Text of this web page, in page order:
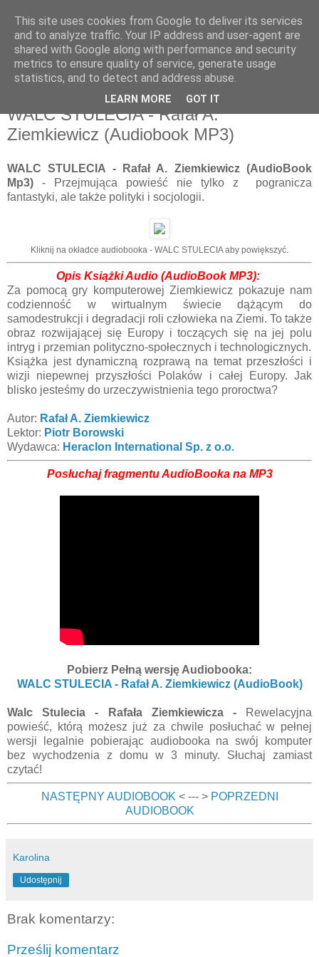
WALC STULECIA - Rafał A.
Ziemkiewicz (Audiobook MP3)
WALC STULECIA - Rafał A. Ziemkiewicz (AudioBook
Mp3) - Przejmująca powieść nie tylko z pogranicza
fantastyki, ale także polityki i socjologii.
Kliknij na okładce audiobooka - WALC STULECIA aby powiększyć.
Opis Książki Audio (AudioBook MP3):
Za pomocą gry komputerowej Ziemkiewicz pokazuje nam
codzienność w wirtualnym świecie dążącym do
samodestrukcji i degradacji roli człowieka na Ziemi. To także
obraz rozwijającej się Europy i toczących się na jej polu
intryg i przemian polityczno-społecznych i technologicznych.
Książka jest dynamiczną rozprawą na temat przeszłości i
wizji niepewnej przyszłości Polaków i całej Europy. Jak
blisko jesteśmy do urzeczywistnienia tego proroctwa?
Autor: Rafał A. Ziemkiewicz
Lektor: Piotr Borowski
Wydawca: Heraclon International Sp. z o.o.
Posłuchaj fragmentu AudioBooka na MP3
Pobierz Pełną wersję Audiobooka:
WALC STULECIA - Rafał A. Ziemkiewicz (AudioBook)
Walc Stulecia - Rafała Ziemkiewicza -
Rewelacyjna
powieść, którą możesz już za chwile posłuchać w pełnej
wersji legalnie pobierając audiobooka na swój komputer
bez wychodzenia z domu w 3 minuty. Słuchaj zamiast
czytać!
NASTĘPNY AUDIOBOOK < --- > POPRZEDNI
AUDIOBOOK
Karolina
Udostępnij
Brak komentarzy:
Prześlij komentarz
This site uses cookies from Google to deliver its services
and to analyze traffic. Your IP address and user-agent are
shared with Google along with performance and security
metrics to ensure quality of service, generate usage
statistics, and to detect and address abuse.
LEARN MORE GOT IT